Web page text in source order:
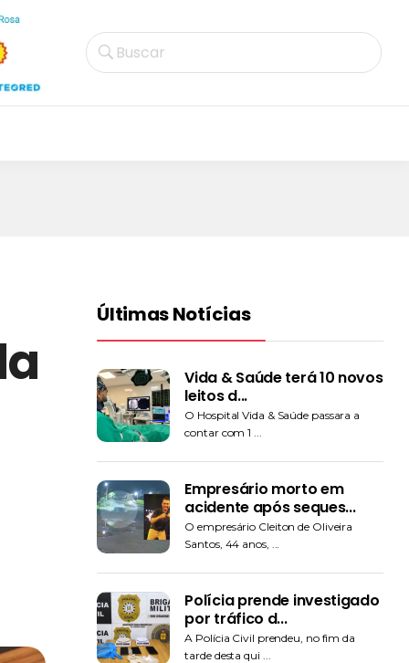
Buscar
Últimas Notícias
Vida & Saúde terá 10 novos
leitos d...
O Hospital Vida & Saúde passara a
contar com 1 ...
Empresário morto em
acidente após seques...
O empresário Cleiton de Oliveira
Santos, 44 anos, ...
Polícia prende investigado
por tráfico d...
A Polícia Civil prendeu, no fim da
tarde desta qui ...